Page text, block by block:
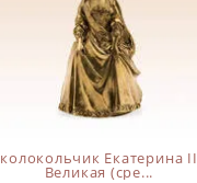
колокольчик Екатерина II
Великая (сре...